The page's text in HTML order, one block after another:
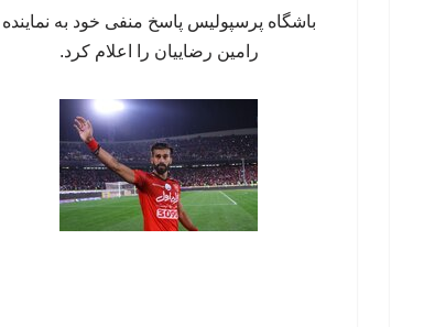
باشگاه پرسپولیس پاسخ منفی خود به نماینده
رامین رضاییان را اعلام کرد.